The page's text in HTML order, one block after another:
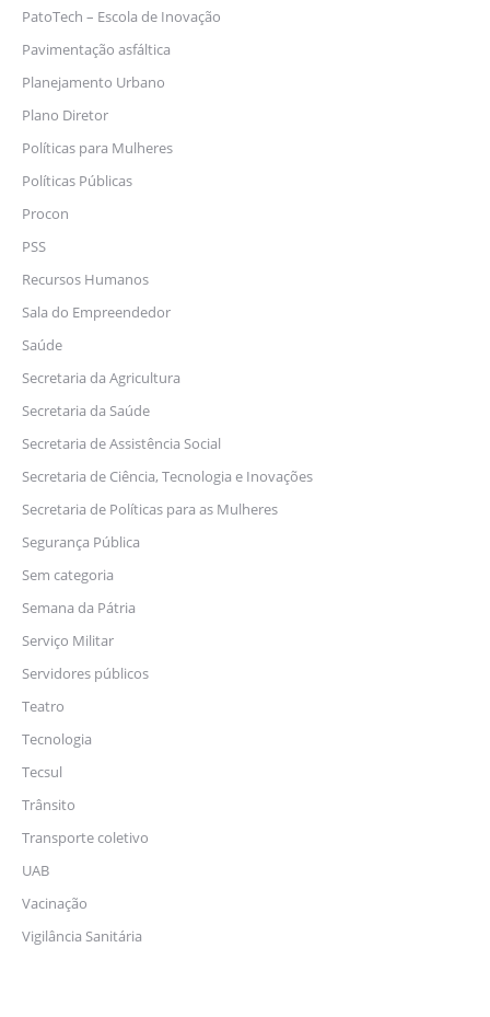
PatoTech – Escola de Inovação
Pavimentação asfáltica
Planejamento Urbano
Plano Diretor
Políticas para Mulheres
Políticas Públicas
Procon
PSS
Recursos Humanos
Sala do Empreendedor
Saúde
Secretaria da Agricultura
Secretaria da Saúde
Secretaria de Assistência Social
Secretaria de Ciência, Tecnologia e Inovações
Secretaria de Políticas para as Mulheres
Segurança Pública
Sem categoria
Semana da Pátria
Serviço Militar
Servidores públicos
Teatro
Tecnologia
Tecsul
Trânsito
Transporte coletivo
UAB
Vacinação
Vigilância Sanitária